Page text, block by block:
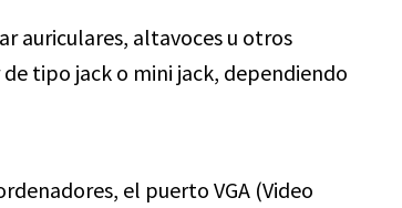
auriculares, altavoces u otros
tipo jack o mini jack, dependiendo
el puerto VGA (Video